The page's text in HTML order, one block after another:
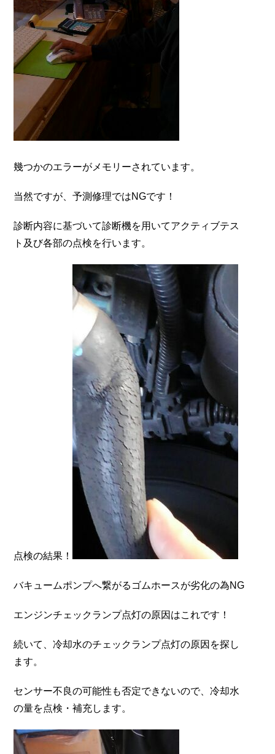
幾つかのエラーがメモリーされています。
当然ですが、予測修理ではNGです！
診断内容に基づいて診断機を用いてアクティブテス
ト及び各部の点検を行います。
点検の結果！
バキュームポンプへ繋がるゴムホースが劣化の為NG
エンジンチェックランプ点灯の原因はこれです！
続いて、冷却水のチェックランプ点灯の原因を探し
ます。
センサー不良の可能性も否定できないので、冷却水
の量を点検・補充します。